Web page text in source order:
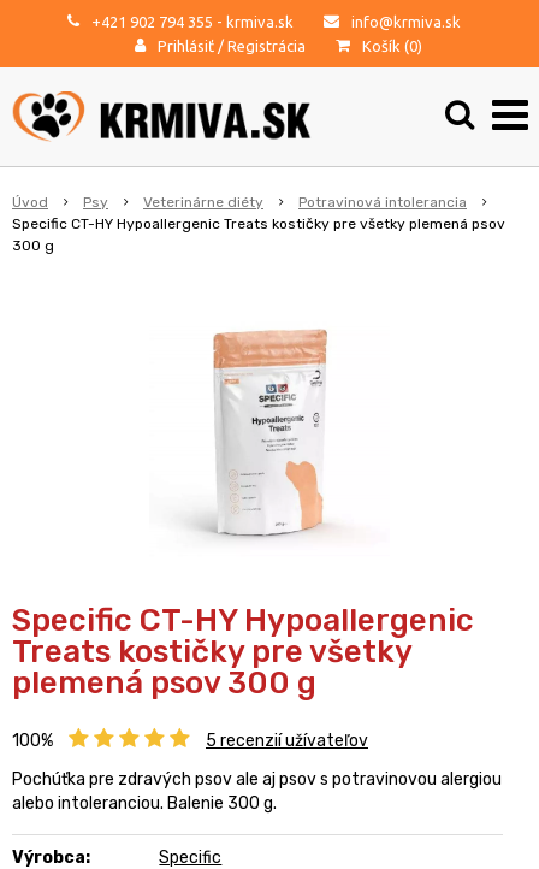
+421 902 794 355 - krmiva.sk
info@krmiva.sk
Prihlásiť / Registrácia Košík (0)
Úvod Psy Veterinárne diéty
Potravinová intolerancia
Specific CT-HY Hypoallergenic Treats kostičky pre všetky plemená psov
300 g
Specific CT-HY Hypoallergenic
Treats kostičky pre všetky
plemená psov 300 g
100% 5 recenzií užívateľov
Pochúťka pre zdravých psov ale aj psov s potravinovou alergiou
alebo intoleranciou. Balenie 300 g.
Výrobca: Specific